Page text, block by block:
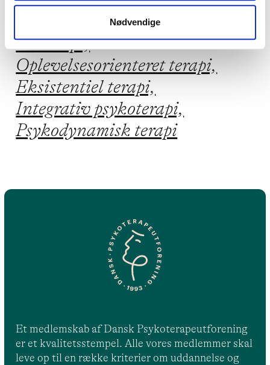
Nødvendige
terapiformer
Parterapi,
Oplevelsesorienteret terapi,
Eksistentiel terapi,
Integrativ psykoterapi,
Psykodynamisk terapi
Et medlemskab af Dansk Psykoterapeutforening
er et kvalitetsstempel. Alle vores medlemmer skal
leve op til en række kriterier om uddannelse og